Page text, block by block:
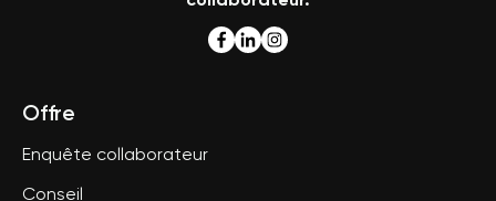
Offre
Enquête collaborateur
Conseil